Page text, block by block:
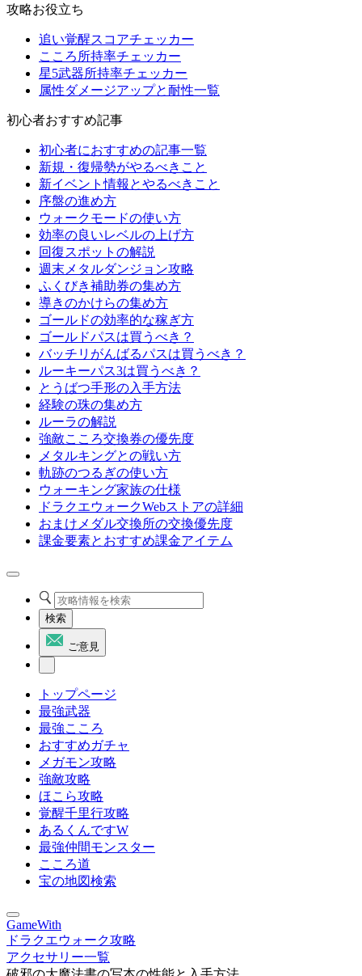
攻略お役立ち
追い覚醒スコアチェッカー
こころ所持率チェッカー
星5武器所持率チェッカー
属性ダメージアップと耐性一覧
初心者おすすめ記事
初心者におすすめの記事一覧
新規・復帰勢がやるべきこと
新イベント情報とやるべきこと
序盤の進め方
ウォークモードの使い方
効率の良いレベルの上げ方
回復スポットの解説
週末メタルダンジョン攻略
ふくびき補助券の集め方
導きのかけらの集め方
ゴールドの効率的な稼ぎ方
ゴールドパスは買うべき？
バッチリがんばるパスは買うべき？
ルーキーパス3は買うべき？
とうばつ手形の入手方法
経験の珠の集め方
ルーラの解説
強敵こころ交換券の優先度
メタルキングとの戦い方
軌跡のつるぎの使い方
ウォーキング家族の仕様
ドラクエウォークWebストアの詳細
おまけメダル交換所の交換優先度
課金要素とおすすめ課金アイテム
検索
ご意見
トップページ
最強武器
最強こころ
おすすめガチャ
メガモン攻略
強敵攻略
ほこら攻略
覚醒千里行攻略
あるくんですW
最強仲間モンスター
こころ道
宝の地図検索
GameWith
ドラクエウォーク攻略
アクセサリー一覧